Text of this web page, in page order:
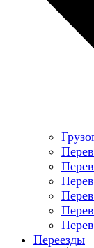
Переезды